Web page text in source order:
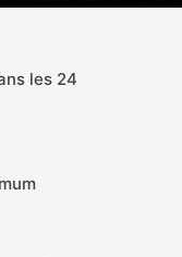
les 24